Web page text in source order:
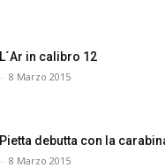
L´Ar in calibro 12
- 8 Marzo 2015
Pietta debutta con la
- 8 Marzo 2015